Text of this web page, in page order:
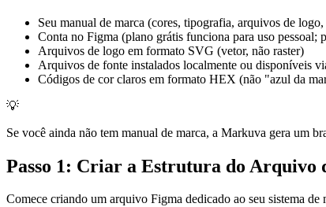
Seu manual de marca (cores, tipografia, arquivos de logo,
Conta no Figma (plano grátis funciona para uso pessoal;
Arquivos de logo em formato SVG (vetor, não raster)
Arquivos de fonte instalados localmente ou disponíveis
Códigos de cor claros em formato HEX (não "azul da
💡
Se você ainda não tem manual de marca, a Markuva gera um
Passo 1: Criar a Estrutura do Arquivo
Comece criando um arquivo Figma dedicado ao seu sistema de